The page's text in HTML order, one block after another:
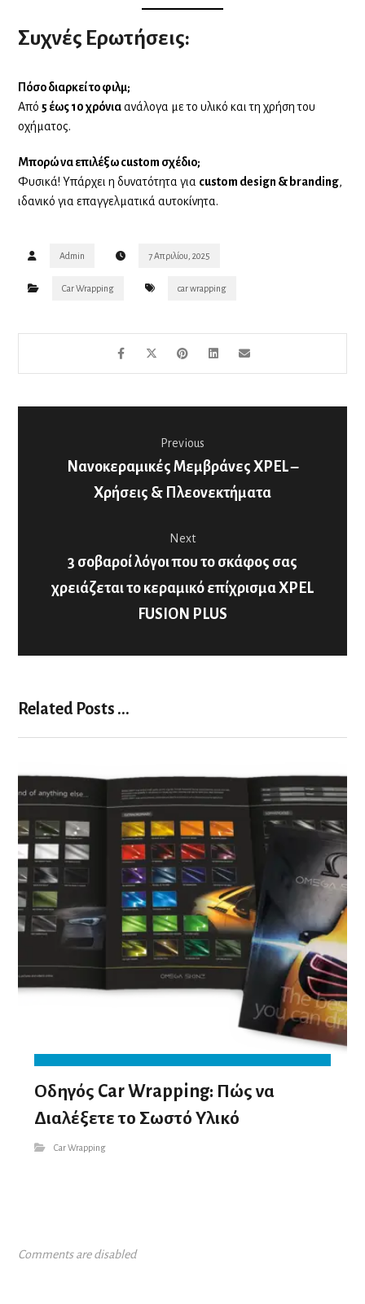
Συχνές Ερωτήσεις:
Πόσο διαρκεί το φιλμ;
Από 5 έως 10 χρόνιαανάλογα με το υλικό και τη χρήση του
οχήματος.
Μπορώ να επιλέξω custom σχέδιο;
Φυσικά! Υπάρχει η δυνατότητα για custom design & branding,
ιδανικό για επαγγελματικά αυτοκίνητα.
Admin 7 Απριλίου, 2025
Car Wrapping car wrapping
Previous
Νανοκεραμικές Μεμβράνες XPEL –
Χρήσεις & Πλεονεκτήματα
Next
3 σοβαροί λόγοι που το σκάφος σας
χρειάζεται το κεραμικό επίχρισμα XPEL
FUSION PLUS
Related Posts ...
Οδηγός Car Wrapping: Πώς να
Διαλέξετε το Σωστό Υλικό
Car Wrapping
Comments are disabled